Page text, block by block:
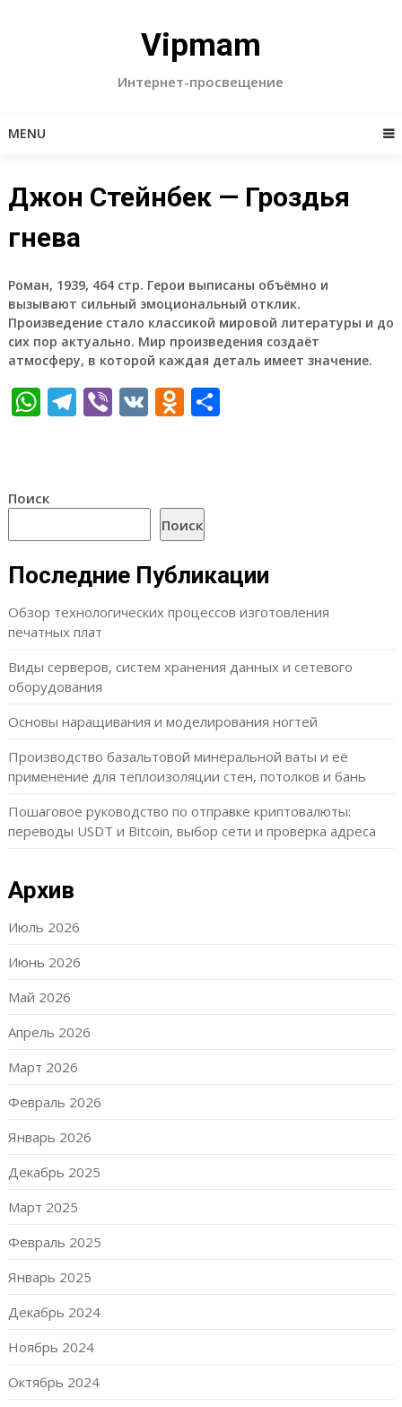
Vipmam
Интернет-просвещение
MENU
Джон Стейнбек — Гроздья
гнева
Роман, 1939, 464 стр. Герои выписаны объёмно и
вызывают сильный эмоциональный отклик.
Произведение стало классикой мировой литературы и до
сих пор актуально. Мир произведения создаёт
атмосферу, в которой каждая деталь имеет значение.
WhatsApp
Telegram
Viber
VKOdnoklassniki
Отправить
Поиск
Поиск
Последние Публикации
Обзор технологических процессов изготовления
печатных плат
Виды серверов, систем хранения данных и сетевого
оборудования
Основы наращивания и моделирования ногтей
Производство базальтовой минеральной ваты и её
применение для теплоизоляции стен, потолков и бань
Пошаговое руководство по отправке криптовалюты:
переводы USDT и Bitcoin, выбор сети и проверка адреса
Архив
Июль 2026
Июнь 2026
Май 2026
Апрель 2026
Март 2026
Февраль 2026
Январь 2026
Декабрь 2025
Март 2025
Февраль 2025
Январь 2025
Декабрь 2024
Ноябрь 2024
Октябрь 2024